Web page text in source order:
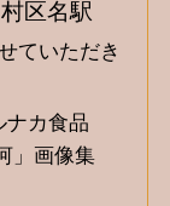
区名駅
ていただき
ナカ食品
」画像集